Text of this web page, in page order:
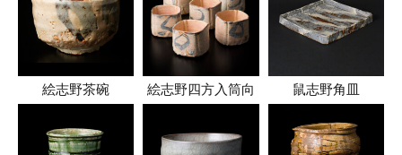
絵志野茶碗 絵志野四方入筒向 鼠志野角皿